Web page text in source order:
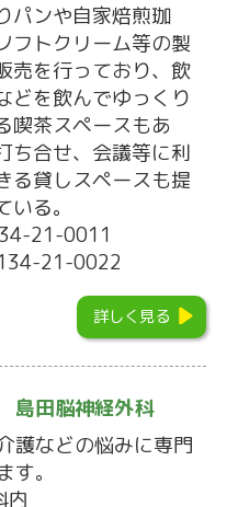
パンや自家焙煎珈
フトクリーム等の製
売を行っており、飲
どを飲んでゆっくり
喫茶スペースもあ
ち合せ、会議等に利
る貸しスペースも提
いる。
21-0011
21-0022
詳しく見る
島田脳神経外科
護などの悩みに専門
。
内